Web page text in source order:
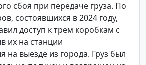
сбоя при передаче груза. По
состоявшихся в 2024 году,
доступ к трем коробкам с
их на станции
на выезде из города. Груз был